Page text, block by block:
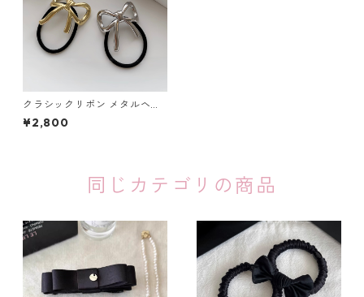
クラシックリボン メタルヘア
ゴム 2色セット：656
¥2,800
同じカテゴリの商品